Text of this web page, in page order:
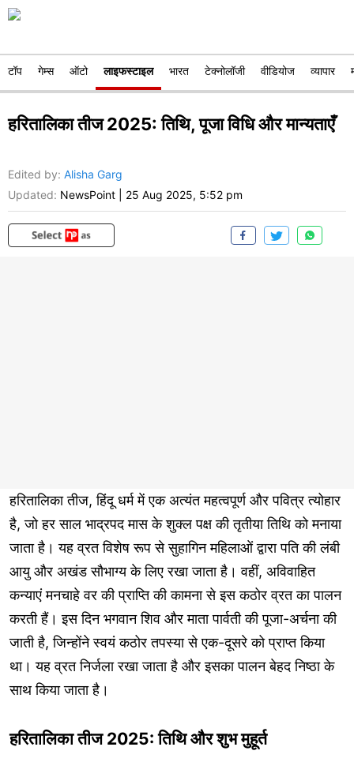
टॉप गेम्स ऑटो लाइफस्टाइल भारत टेक्नोलॉजी वीडियोज व्यापार
हरितालिका तीज 2025: तिथि, पूजा विधि और मान्यताएँ
Edited by: Alisha Garg
Updated: NewsPoint 25 Aug 2025, 5:52 pm
हरितालिका तीज, हिंदू धर्म में एक अत्यंत महत्वपूर्ण और पवित्र त्योहार
है, जो हर साल भाद्रपद मास के शुक्ल पक्ष की तृतीया तिथि को मनाया
जाता है। यह व्रत विशेष रूप से सुहागिन महिलाओं द्वारा पति की लंबी
आयु और अखंड सौभाग्य के लिए रखा जाता है। वहीं, अविवाहित
कन्याएं मनचाहे वर की प्राप्ति की कामना से इस कठोर व्रत का पालन
करती हैं। इस दिन भगवान शिव और माता पार्वती की पूजा-अर्चना की
जाती है, जिन्होंने स्वयं कठोर तपस्या से एक-दूसरे को प्राप्त किया
था। यह व्रत निर्जला रखा जाता है और इसका पालन बेहद निष्ठा के
साथ किया जाता है।
हरितालिका तीज 2025: तिथि और शुभ मुहूर्त